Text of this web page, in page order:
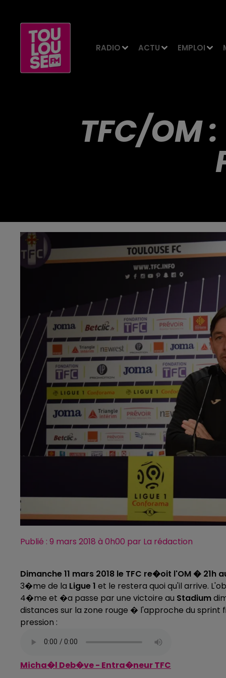
RADIO ACTU EMPLOI
TFC/OM :
Publié : 9 mars 2018 à 0h00 par La rédaction
Dimanche 11 mars 2018 le TFC re�oit l'OM �
3�me de la Ligue 1 et le restera quoi qu'il arrive.
4�me et �a passe par une victoire au Stadium
distances sur la zone rouge � l'approche du sprint
pression :
Micha�l Deb�ve - Entra�neur TFC